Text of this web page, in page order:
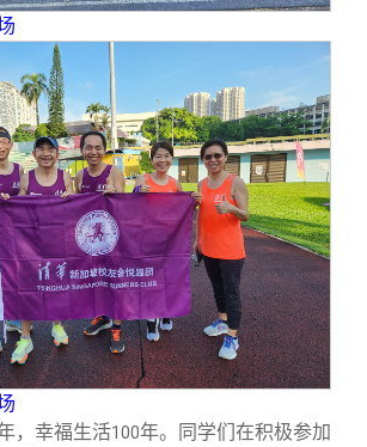
，幸福生活100年。同学们在积极参加